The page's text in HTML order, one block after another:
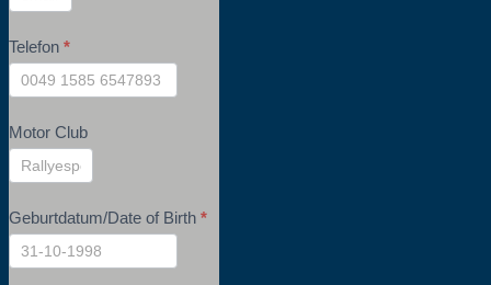
Telefon *
Motor Club
Geburtdatum/Date of Birth *